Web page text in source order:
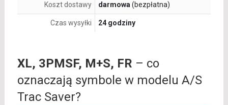
Koszt dostawy darmowa (bezpłatna)
Czas wysyłki 24 godziny
XL, 3PMSF, M+S, FR – co
oznaczają symbole w modelu A/S
Trac Saver?